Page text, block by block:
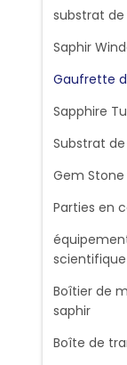
substrat de
Saphir
Gaufrette
Sapphire
Substrat
Gem
Parties en
scientifique
Boîtier de
saphir
Boîte de